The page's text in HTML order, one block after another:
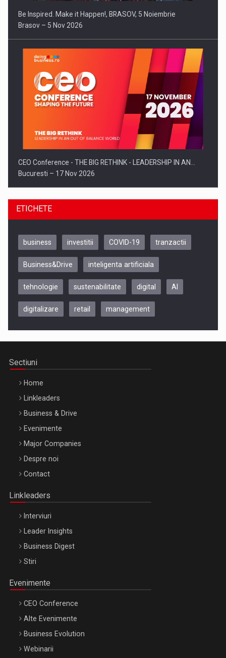
Be Inspired. Make it Happen!, BRASOV, 5 Noiembrie
Brasov – 5 Nov 2026
CEO Conference - THE BIG RETHINK - LEADERSHIP IN AN…
Bucuresti – 17 Nov 2026
Be Inspired. Make it Happen!, CLUJ, 9 Decembrie
Be Inspired. Make it Happen!, ARTEMIS LETO, ORADEA, 8
Octombrie
ETICHETE
business investitii COVID-19 tranzactii
Business&Drive inteligenta artificiala
tehnologie sustenabilitate digital AI
digitalizare retail management
Sectiuni
Home
Linkleaders
Business & Drive
Evenimente
Major Companies
Despre noi
Contact
Linkleaders
Interviuri
Leader Insights
Business Digest
Stiri
Evenimente
CEO Conference
Alte Evenimente
Business Evolution
Webinarii